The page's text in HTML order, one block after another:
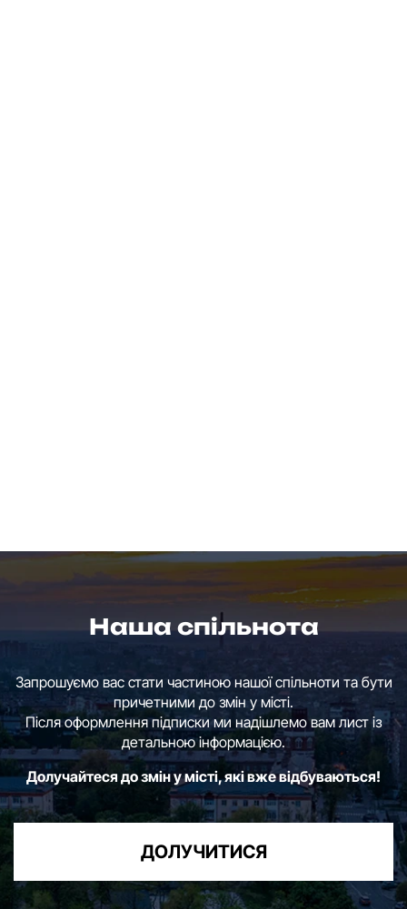
Наша спільнота
Запрошуємо вас стати частиною нашої спільноти та бути
причетними до змін у місті.
Після оформлення підписки ми надішлемо вам лист із
детальною інформацією.
Долучайтеся до змін у місті, які вже відбуваються!
ДОЛУЧИТИСЯ